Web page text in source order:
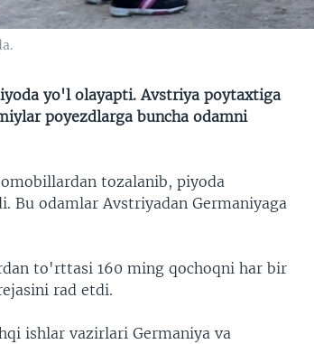
yo'l olayapti. Avstriya poytaxtiga
poyezdlarga buncha odamni
tozalanib, piyoda
Bu odamlar Avstriyadan Germaniyaga
to'rttasi 160 ming qochoqni har bir
rad etdi.
ishlar vazirlari Germaniya va